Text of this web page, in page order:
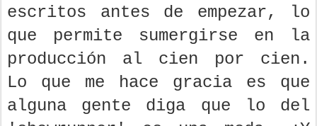
escritos antes de empezar, lo
que permite sumergirse en la
producción al cien por cien.
Lo que me hace gracia es que
alguna gente diga que lo del